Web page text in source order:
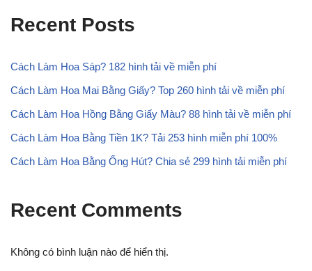
Recent Posts
Cách Làm Hoa Sáp? 182 hình tải về miễn phí
Cách Làm Hoa Mai Bằng Giấy? Top 260 hình tải về miễn phí
Cách Làm Hoa Hồng Bằng Giấy Màu? 88 hình tải về miễn phí
Cách Làm Hoa Bằng Tiền 1K? Tải 253 hình miễn phí 100%
Cách Làm Hoa Bằng Ống Hút? Chia sẻ 299 hình tải miễn phí
Recent Comments
Không có bình luận nào để hiển thị.